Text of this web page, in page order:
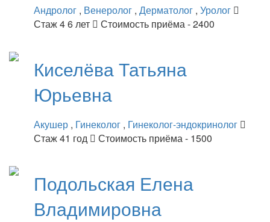
Андролог , Венеролог , Дерматолог , Уролог
Стаж 4 6 лет
Стоимость приёма - 2400
КиселёваТатьяна
Юрьевна
Акушер , Гинеколог , Гинеколог-эндокринолог
Стаж 41 год
Стоимость приёма - 1500
Подольская Елена
Владимировна